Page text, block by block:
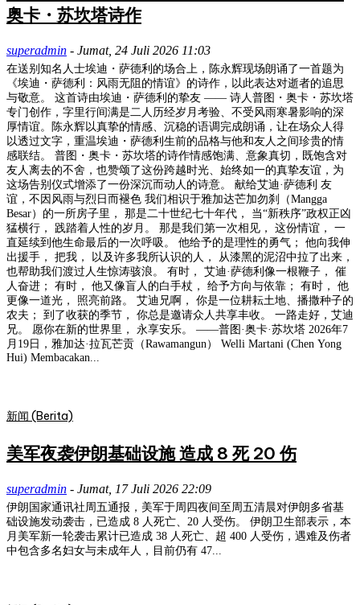
奥卡・苏坎塔诗作
superadmin - Jumat, 24 Juli 2026 11:03
在送别知名人士埃迪・萨德利的场合上，陈永辉现场朗诵了一首题为
《埃迪・萨德利：风雨无阻的情谊》的诗作，以此表达对逝者的追思
与敬意。 这首诗由埃迪・萨德利的挚友 —— 诗人普图・奥卡・苏坎塔
专门创作，字里行间满是二人历经岁月考验、不受风雨寒暑影响的深
厚情谊。陈永辉以真挚的情感、沉稳的语调完成朗诵，让在场众人得
以透过文字，重温埃迪・萨德利生前的品格与他和友人之间珍贵的情
感联结。 普图・奥卡・苏坎塔的诗作情感饱满、意象真切，既饱含对
友人离去的不舍，也赞颂了这份跨越时光、始终如一的真挚友谊，为
这场告别仪式增添了一份深沉而动人的诗意。 献给艾迪·萨德利 友
谊，不因风雨与烈日而褪色 我们相识于雅加达芒加勿刹（Mangga
Besar）的一所房子里， 那是二十世纪七十年代， 当“新秩序”政权正凶
猛横行， 践踏着人性的岁月。 那是我们第一次相见， 这份情谊， 一
直延续到他生命最后的一次呼吸。 他给予的是理性的勇气； 他向我伸
出援手， 把我， 以及许多我所认识的人， 从漆黑的泥沼中拉了出来，
也帮助我们渡过人生惊涛骇浪。 有时， 艾迪·萨德利像一根鞭子， 催
人奋进； 有时， 他又像盲人的白手杖， 给予方向与依靠； 有时， 他
更像一道光， 照亮前路。 艾迪兄啊， 你是一位耕耘土地、播撒种子的
农夫； 到了收获的季节， 你总是邀请众人共享丰收。 一路走好，艾迪
兄。 愿你在新的世界里， 永享安乐。 ——普图·奥卡·苏坎塔 2026年7
月19日，雅加达·拉瓦芒贡（Rawamangun） Welli Martani (Chen Yong
Hui) Membacakan...
新闻 (Berita)
美军夜袭伊朗基础设施 造成 8 死 20 伤
superadmin - Jumat, 17 Juli 2026 22:09
伊朗国家通讯社周五通报，美军于周四夜间至周五清晨对伊朗多省基
础设施发动袭击，已造成 8 人死亡、20 人受伤。 伊朗卫生部表示，本
月美军新一轮袭击累计已造成 38 人死亡、超 400 人受伤，遇难及伤者
中包含多名妇女与未成年人，目前仍有 47...